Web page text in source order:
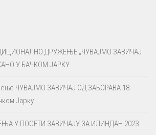
ДРУЖЕЊЕ „ЧУВАЈМО ЗАВИЧАЈ
У БАЧКОМ ЈАРКУ
ЧУВАЈМО ЗАВИЧАЈ ОД ЗАБОРАВА 18.
Јарку
У ПОСЕТИ ЗАВИЧАЈУ ЗА ИЛИНДАН 2023.